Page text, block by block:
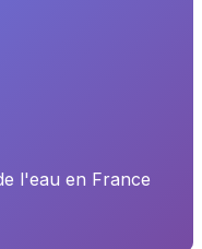
l'eau en France